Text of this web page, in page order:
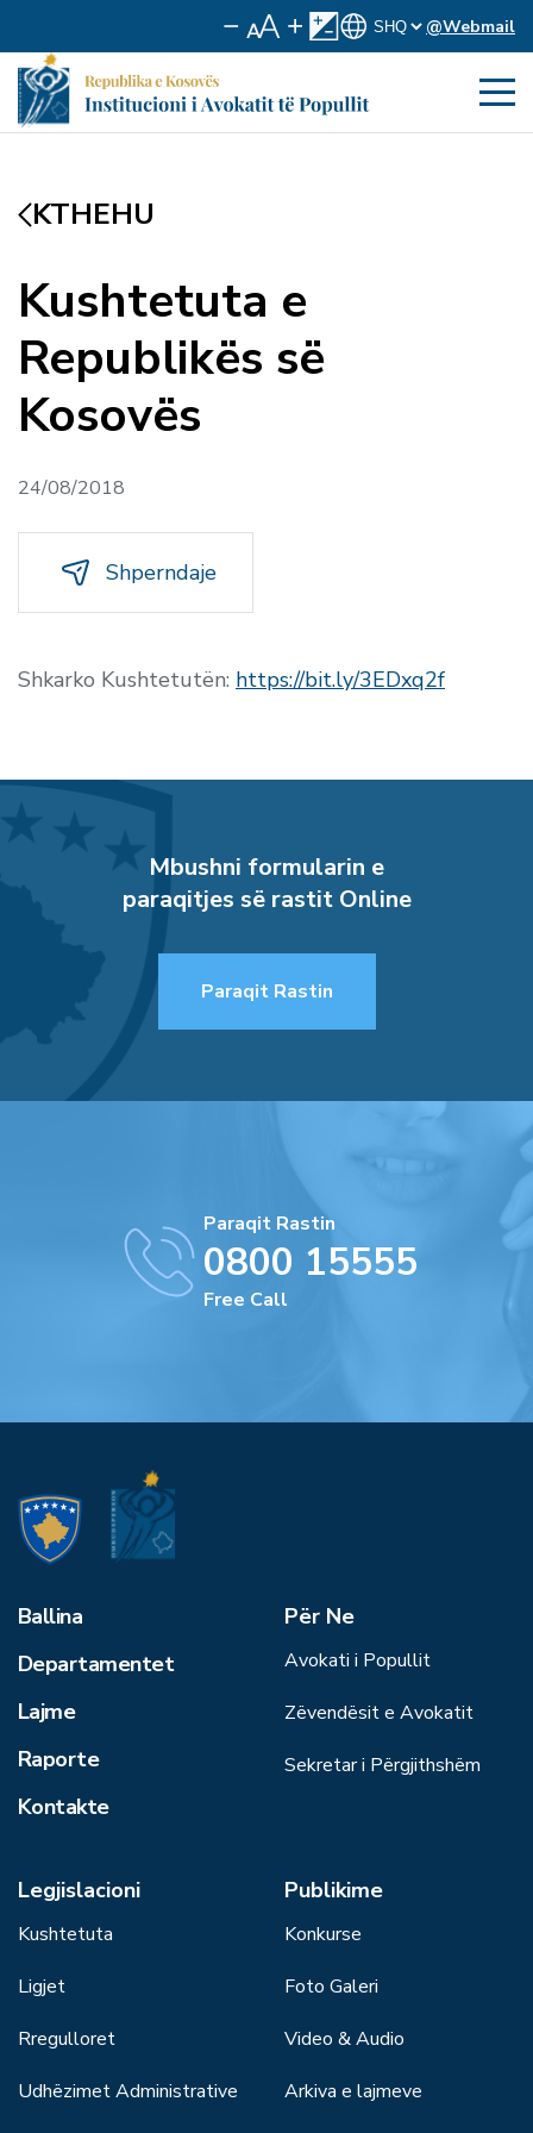
@Webmail
KTHEHU
Kushtetuta e
Republikës së
Kosovës
24/08/2018
Shperndaje
Shkarko Kushtetutën: https://bit.ly/3EDxq2f
Mbushni formularin e
paraqitjes së rastit Online
Paraqit Rastin
Paraqit Rastin
0800 15555
Free Call
Ballina
Departamentet
Lajme
Raporte
Kontakte
Për Ne
Avokati i Popullit
Zëvendësit e Avokatit
Sekretar i Përgjithshëm
Legjislacioni
Kushtetuta
Ligjet
Rregulloret
Udhëzimet Administrative
Publikime
Konkurse
Foto Galeri
Video & Audio
Arkiva e lajmeve